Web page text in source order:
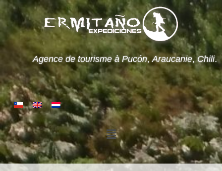
Agence de tourisme à Pucón, Araucanie, Chili.